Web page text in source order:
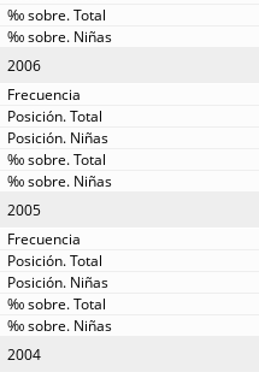
2006
2005
2004